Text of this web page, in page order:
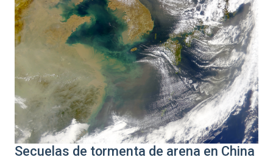
Secuelas de tormenta de arena en China